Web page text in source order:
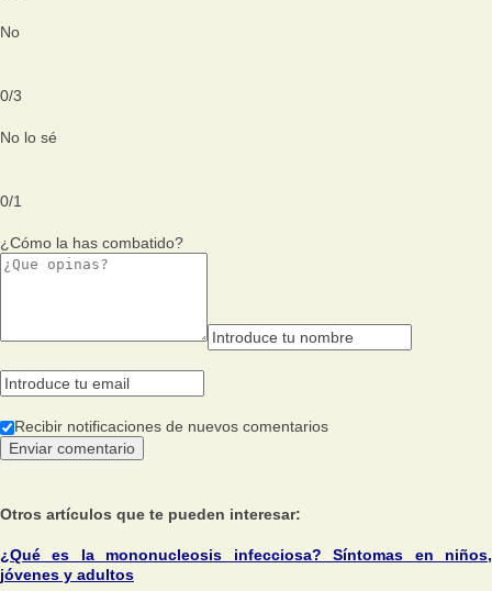
No
0/3
No lo sé
0/1
¿Cómo la has combatido?
Recibir notificaciones de nuevos comentarios
Otros artículos que te pueden interesar:
¿Qué es la mononucleosis infecciosa? Síntomas en niños,
jóvenes y adultos